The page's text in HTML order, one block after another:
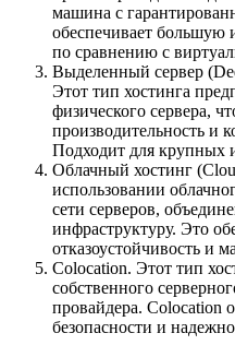
машина с
обеспечивает большую
по сравнению с
Выделенный сервер
Этот тип хостинга
физического сервера,
производительность и
Подходит для крупных
Облачный хостинг
использовании
сети серверов,
инфраструктуру. Это
отказоустойчивость и
Colocation. Этот тип
собственного
провайдера. Colocation
безопасности и